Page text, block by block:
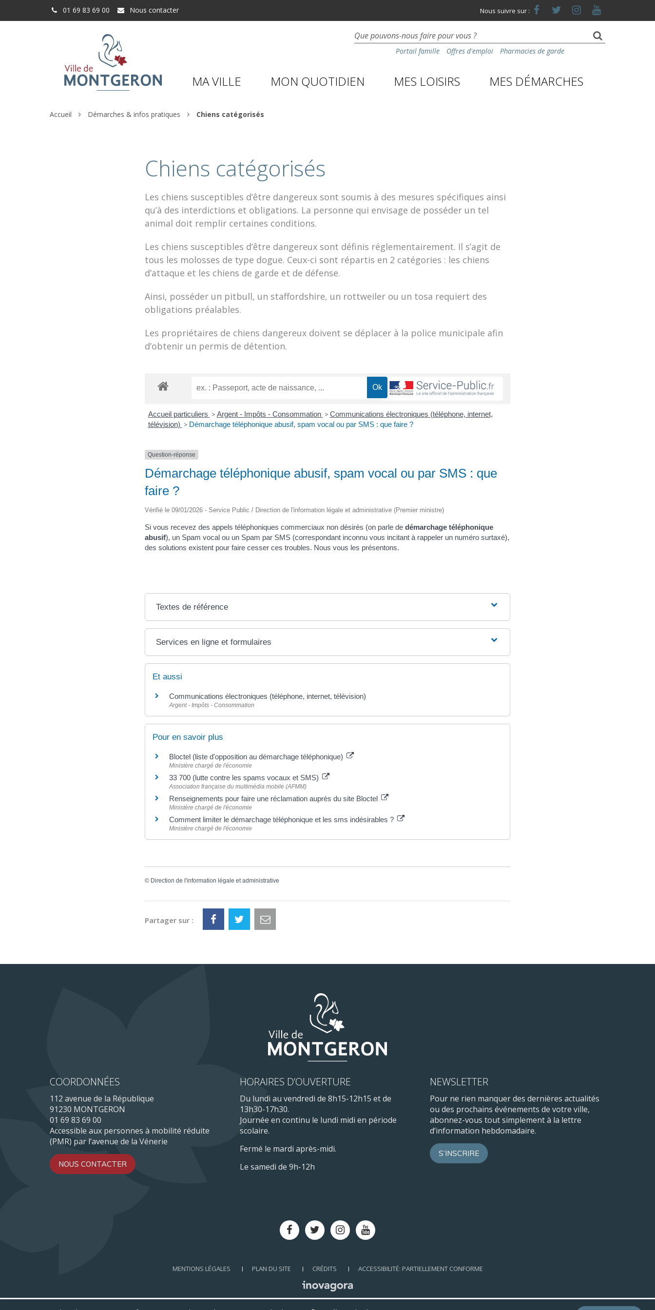
01 69 83 69 00 Nous contacter Nous suivre sur :
Lien
vers
Facebook
Lien
vers
Twitter
Lien
vers
compte
vers
Portail famille Offres d'emploi Pharmacies de garde
MA VILLE MON QUOTIDIEN MES LOISIRS MES DÉMARCHES
Accueil Démarches & infos pratiques Chiens catégorisés
Chiens catégorisés
Les chiens susceptibles d’être dangereux sont soumis à des mesures spécifiques ainsi
qu’à des interdictions et obligations. La personne qui envisage de posséder un tel
animal doit remplir certaines conditions.
Les chiens susceptibles d’être dangereux sont définis réglementairement. Il s’agit de
tous les molosses de type dogue. Ceux-ci sont répartis en 2 catégories : les chiens
d’attaque et les chiens de garde et de défense.
Ainsi, posséder un pitbull, un staffordshire, un rottweiler ou un tosa requiert des
obligations préalables.
Les propriétaires de chiens dangereux doivent se déplacer à la police municipale afin
d’obtenir un permis de détention.
Accueil particuliers > Argent - Impôts - Consommation > Communications électroniques (téléphone, internet,
télévision) > Démarchage téléphonique abusif, spam vocal ou par SMS : que faire ?
Question-réponse
Démarchage téléphonique abusif, spam vocal ou par SMS : que
faire ?
Vérifié le 09/01/2026 - Service Public / Direction de l'information légale et administrative (Premier ministre)
Si vous recevez des appels téléphoniques commerciaux non désirés (on parle de démarchage téléphonique
abusif), un Spam vocal ou un Spam par SMS (correspondant inconnu vous incitant à rappeler un numéro surtaxé),
des solutions existent pour faire cesser ces troubles. Nous vous les présentons.
Textes de référence
Services en ligne et formulaires
Et aussi
Communications électroniques (téléphone, internet, télévision)
Argent - Impôts - Consommation
Pour en savoir plus
Bloctel (liste d'opposition au démarchage téléphonique)
Ministère chargé de l'économie
33 700 (lutte contre les spams vocaux et SMS)
Association française du multimédia mobile (AFMM)
Renseignements pour faire une réclamation auprès du site Bloctel
Ministère chargé de l'économie
Comment limiter le démarchage téléphonique et les sms indésirables ?
Ministère chargé de l'économie
© Direction de l'information légale et administrative
Partager sur :
COORDONNÉES
112 avenue de la République
91230 MONTGERON
01 69 83 69 00
Accessible aux personnes à mobilité réduite
(PMR) par l’avenue de la Vénerie
NOUS CONTACTER
HORAIRES D’OUVERTURE
Du lundi au vendredi de 8h15-12h15 et de
13h30-17h30.
Journée en continu le lundi midi en période
scolaire.
Fermé le mardi après-midi.
Le samedi de 9h-12h
NEWSLETTER
Pour ne rien manquer des dernières actualités
ou des prochains événements de votre ville,
abonnez-vous tout simplement à la lettre
d’information hebdomadaire.
S’INSCRIRE
Lien
vers
Facebook
Lien
vers
Twitter
Lien
vers
Instagram
Lien
vers
Youtube
MENTIONS LÉGALES PLAN DU SITE CRÉDITS ACCESSIBILITÉ: PARTIELLEMENT CONFORME